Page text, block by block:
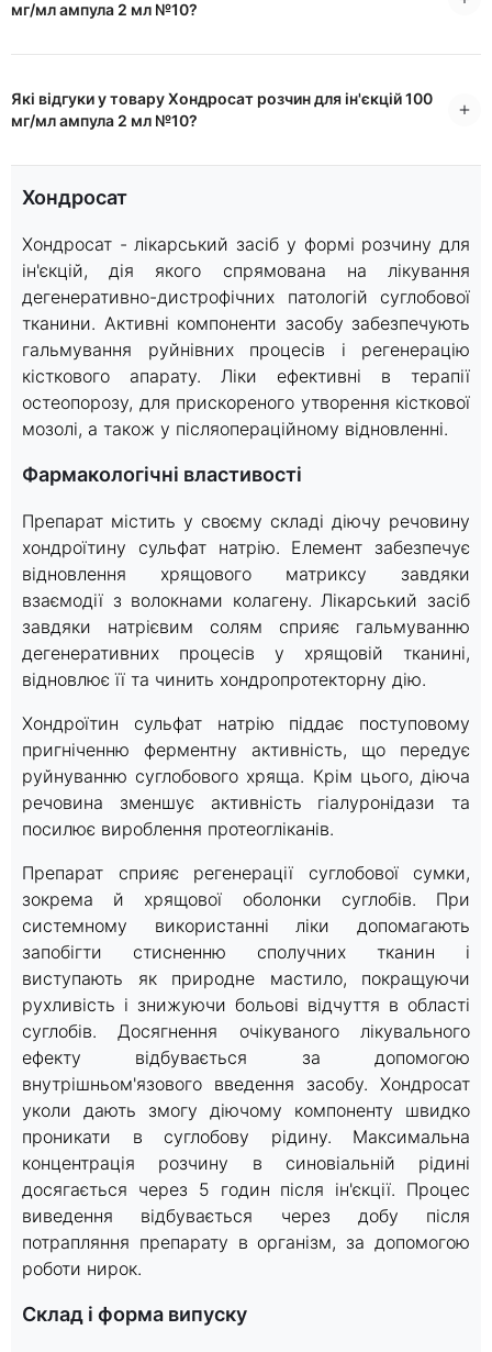
мг/мл ампула 2 мл №10?
Які відгуки у товару Хондросат розчин для ін'єкцій 100
мг/мл ампула 2 мл №10?
Хондросат
Хондросат - лікарський засіб у формі розчину для
ін'єкцій, дія якого спрямована на лікування
дегенеративно-дистрофічних патологій суглобової
тканини. Активні компоненти засобу забезпечують
гальмування руйнівних процесів і регенерацію
кісткового апарату. Ліки ефективні в терапії
остеопорозу, для прискореного утворення кісткової
мозолі, а також у післяопераційному відновленні.
Фармакологічні властивості
Препарат містить у своєму складі діючу речовину
хондроїтину сульфат натрію. Елемент забезпечує
відновлення хрящового матриксу завдяки
взаємодії з волокнами колагену. Лікарський засіб
завдяки натрієвим солям сприяє гальмуванню
дегенеративних процесів у хрящовій тканині,
відновлює її та чинить хондропротекторну дію.
Хондроїтин сульфат натрію піддає поступовому
пригніченню ферментну активність, що передує
руйнуванню суглобового хряща. Крім цього, діюча
речовина зменшує активність гіалуронідази та
посилює вироблення протеогліканів.
Препарат сприяє регенерації суглобової сумки,
зокрема й хрящової оболонки суглобів. При
системному використанні ліки допомагають
запобігти стисненню сполучних тканин і
виступають як природне мастило, покращуючи
рухливість і знижуючи больові відчуття в області
суглобів. Досягнення очікуваного лікувального
ефекту відбувається за допомогою
внутрішньом'язового введення засобу. Хондросат
уколи дають змогу діючому компоненту швидко
проникати в суглобову рідину. Максимальна
концентрація розчину в синовіальній рідині
досягається через 5 годин після ін'єкції. Процес
виведення відбувається через добу після
потрапляння препарату в організм, за допомогою
роботи нирок.
Склад і форма випуску